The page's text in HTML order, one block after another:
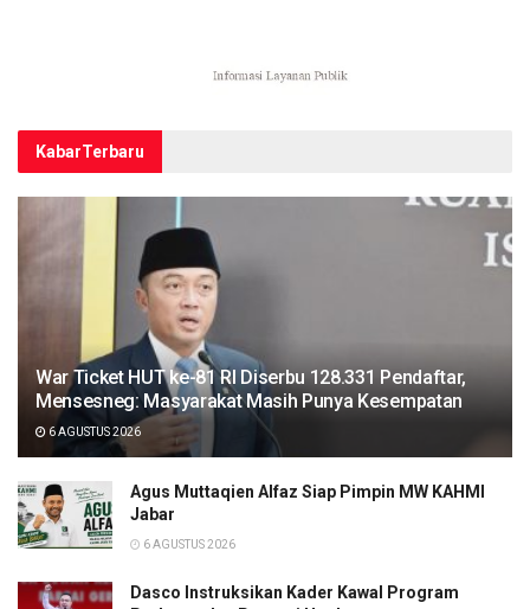
KabarTerbaru
War Ticket HUT ke-81 RI Diserbu 128.331 Pendaftar,
Mensesneg: Masyarakat Masih Punya Kesempatan
6 AGUSTUS 2026
Agus Muttaqien Alfaz Siap Pimpin MW KAHMI
Jabar
6 AGUSTUS 2026
Dasco Instruksikan Kader Kawal Program